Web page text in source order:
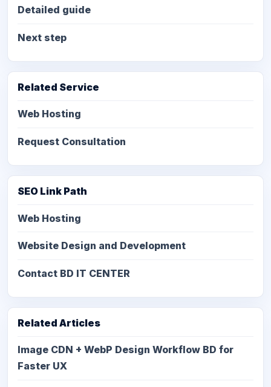
Detailed guide
Next step
Related Service
Web Hosting
Request Consultation
SEO Link Path
Web Hosting
Website Design and Development
Contact BD IT CENTER
Related Articles
Image CDN + WebP Design Workflow BD for
Faster UX